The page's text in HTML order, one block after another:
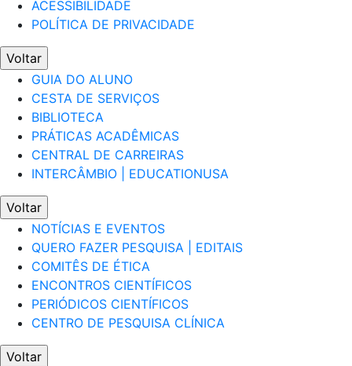
ACESSIBILIDADE
POLÍTICA DE PRIVACIDADE
Voltar
GUIA DO ALUNO
CESTA DE SERVIÇOS
BIBLIOTECA
PRÁTICAS ACADÊMICAS
CENTRAL DE CARREIRAS
INTERCÂMBIO | EDUCATIONUSA
Voltar
NOTÍCIAS E EVENTOS
QUERO FAZER PESQUISA | EDITAIS
COMITÊS DE ÉTICA
ENCONTROS CIENTÍFICOS
PERIÓDICOS CIENTÍFICOS
CENTRO DE PESQUISA CLÍNICA
Voltar